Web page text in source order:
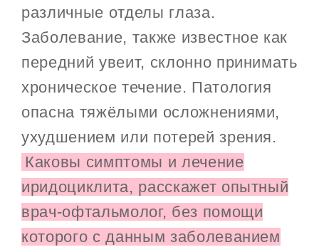
различные отделы глаза.
Заболевание, также известное как
передний увеит, склонно принимать
хроническое течение. Патология
опасна тяжёлыми осложнениями,
ухудшением или потерей зрения.
Каковы симптомы и лечение
иридоциклита, расскажет опытный
врач-офтальмолог, без помощи
которого с данным заболеванием